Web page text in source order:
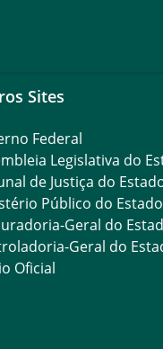
Sites
Federal
Legislativa do
de Justiça do
Público do
Geral do
Geral do
Oficial